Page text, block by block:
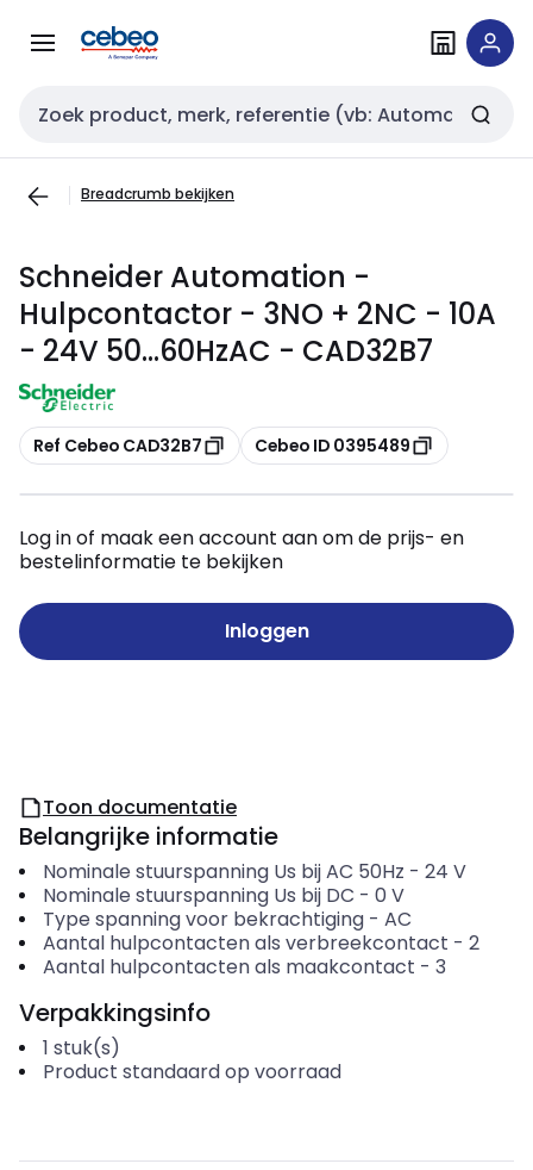
naar
naar
Zoekveld invoer
Breadcrumb bekijken
Schneider Automation -
Hulpcontactor - 3NO + 2NC - 10A
- 24V 50...60HzAC - CAD32B7
Kopiëren
Ref Cebeo CAD32B7 Kopiëren
Cebeo ID 0395489
Log in of maak een account aan om de prijs- en
bestelinformatie te bekijken
Inloggen
Toon documentatie
Belangrijke informatie
Nominale stuurspanning Us bij AC 50Hz - 24 V
Nominale stuurspanning Us bij DC - 0 V
Type spanning voor bekrachtiging- AC
Aantal hulpcontacten als verbreekcontact - 2
Aantal hulpcontacten als maakcontact - 3
Verpakkingsinfo
1 stuk(s)
Product standaard op voorraad